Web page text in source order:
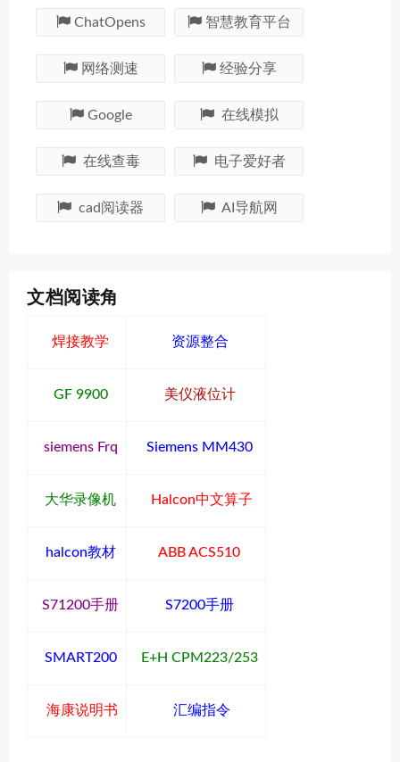
ChatOpens 智慧教育平台
网络测速 经验分享
Google 在线模拟
在线查毒 电子爱好者
cad阅读器 AI导航网
文档阅读角
焊接教学 资源整合
GF 9900 美仪液位计
siemens Frq Siemens MM430
大华录像机 Halcon中文算子
halcon教材 ABB ACS510
S71200手册 S7200手册
SMART200 E+H CPM223/253
海康说明书 汇编指令